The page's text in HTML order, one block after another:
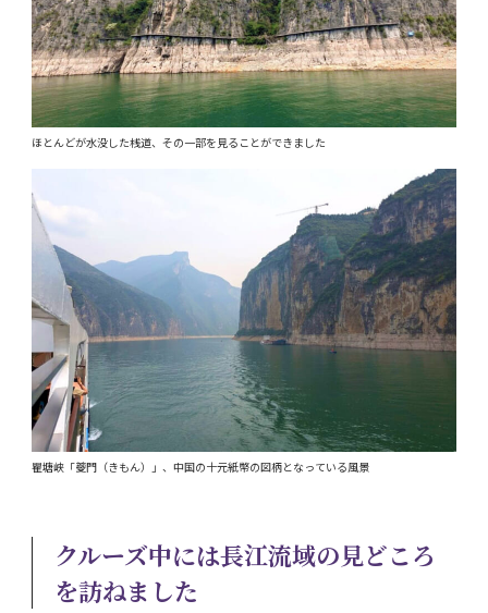
ほとんどが水没した桟道、その一部を見ることができました
瞿塘峡「夔門（きもん）」、中国の十元紙幣の図柄となっている風景
クルーズ中には長江流域の見どころ
を訪ねました